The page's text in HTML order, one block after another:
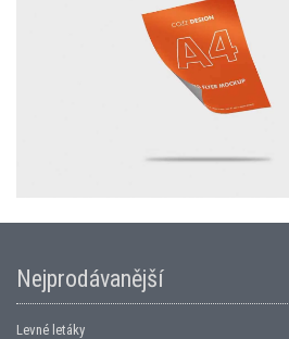
Nejprodávanější
Levné letáky